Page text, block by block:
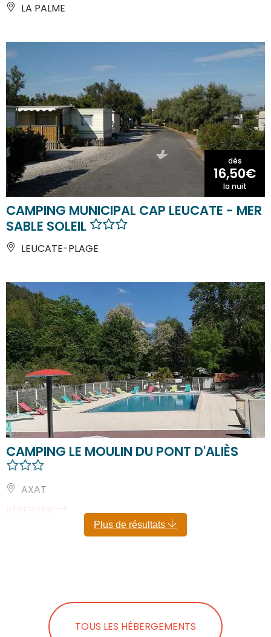
LA PALME
dès
16,50€
la nuit
CAMPING MUNICIPAL CAP LEUCATE - MER
SABLE SOLEIL
LEUCATE-PLAGE
CAMPING LE MOULIN DU PONT D'ALIÈS
AXAT
RÉSERVER
Plus de résultats
TOUS LES HÉBERGEMENTS